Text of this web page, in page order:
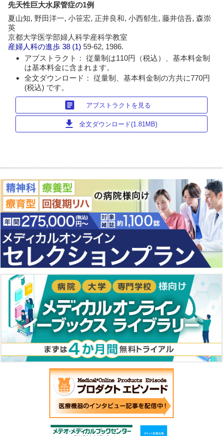
先天性巨大水尿管症の1例
夏山知, 野田洋一, 小笹宏, 正井良和, 小西郁生, 藤井信吾, 森崇
英
京都大学医学部婦人科学産科学教室
産婦人科の進歩 38 (1)59-62, 1986.
アブストラクト： 従量制は110円（税込）、基本料金制
は基本料金に含まれます。
全文ダウンロード： 従量制、基本料金制の方共に770円
(税込) です。
article アブストラクトを見る
download 全文ダウンロード(1.81MB)